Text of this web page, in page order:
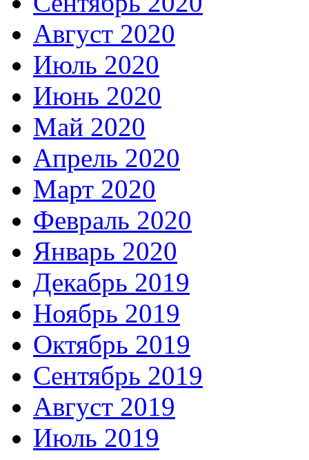
Август 2020
Июль 2020
Июнь 2020
Май 2020
Апрель 2020
Март 2020
Февраль 2020
Январь 2020
Декабрь 2019
Ноябрь 2019
Октябрь 2019
Сентябрь 2019
Август 2019
Июль 2019